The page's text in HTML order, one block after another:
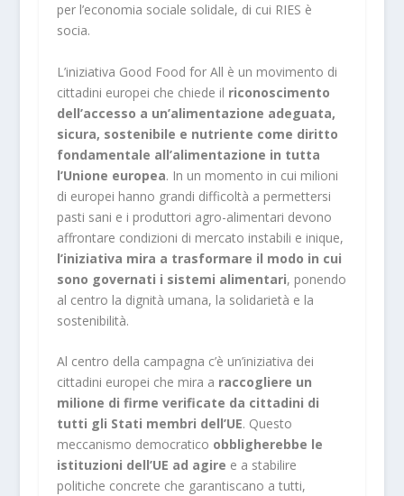
per l’economia sociale solidale, di cui RIES è
socia.
L’iniziativa Good Food for All è un movimento di
cittadini europei che chiede il riconoscimento
dell’accesso a un’alimentazione adeguata,
sicura, sostenibile e nutriente come diritto
fondamentale all’alimentazione in tutta
l’Unione europea. In un momento in cui milioni
di europei hanno grandi difficoltà a permettersi
pasti sani e i produttori agro-alimentari devono
affrontare condizioni di mercato instabili e inique,
l’iniziativa mira a trasformare il modo in cui
sono governati i sistemi alimentari, ponendo
al centro la dignità umana, la solidarietà e la
sostenibilità.
Al centro della campagna c’è un’iniziativa dei
cittadini europei che mira a raccogliere un
milione di firme verificate da cittadini di
tutti gli Stati membri dell’UE. Questo
meccanismo democratico obbligherebbe le
istituzioni dell’UE ad agire e a stabilire
politiche concrete che garantiscano a tutti,